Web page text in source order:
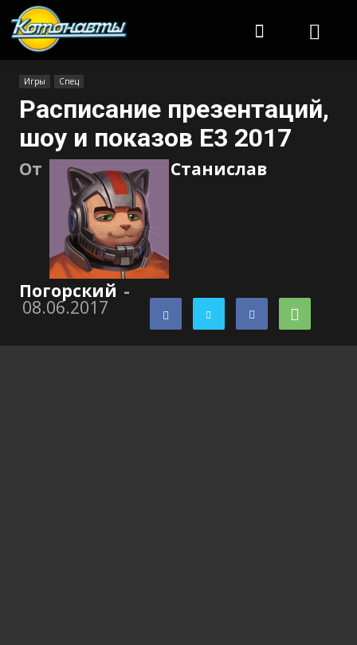
Игры Спец
Расписание презентаций,
шоу и показов E3 2017
От Станислав
Погорский -
08.06.2017